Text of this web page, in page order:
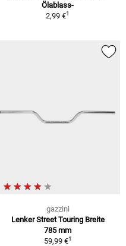
Ölablass-
2,99 €1
gazzini
Lenker Street Touring Breite
785 mm
59,99 €1